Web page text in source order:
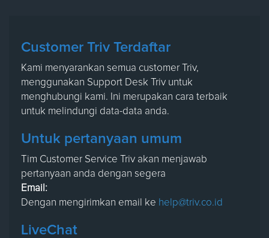
Customer Triv Terdaftar
Kami menyarankan semua customer Triv,
menggunakan Support Desk Triv untuk
menghubungi kami. Ini merupakan cara terbaik
untuk melindungi data-data anda.
Untuk pertanyaan umum
Tim Customer Service Triv akan menjawab
pertanyaan anda dengan segera
Email:
Dengan mengirimkan email ke help@triv.co.id
LiveChat